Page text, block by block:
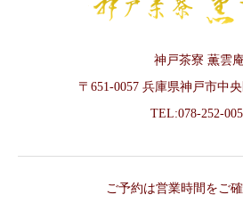
神戸茶寮 薫雲庵
〒651-0057 兵庫県神戸市中
TEL:078-252-
ご予約は営業時間をご確